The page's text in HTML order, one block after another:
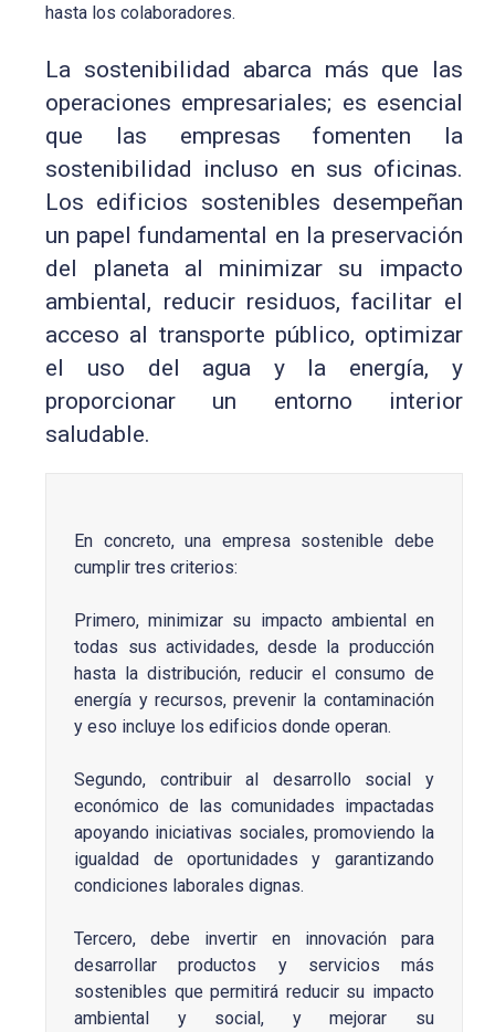
hasta los colaboradores.
La sostenibilidad abarca más que las
operaciones empresariales; es esencial
que las empresas fomenten la
sostenibilidad incluso en sus oficinas.
Los edificios sostenibles desempeñan
un papel fundamental en la preservación
del planeta al minimizar su impacto
ambiental, reducir residuos, facilitar el
acceso al transporte público, optimizar
el uso del agua y la energía, y
proporcionar un entorno interior
saludable.
En concreto, una empresa sostenible debe
cumplir tres criterios:
Primero, minimizar su impacto ambiental en
todas sus actividades, desde la producción
hasta la distribución, reducir el consumo de
energía y recursos, prevenir la contaminación
y eso incluye los edificios donde operan.
Segundo, contribuir al desarrollo social y
económico de las comunidades impactadas
apoyando iniciativas sociales, promoviendo la
igualdad de oportunidades y garantizando
condiciones laborales dignas.
Tercero, debe invertir en innovación para
desarrollar productos y servicios más
sostenibles que permitirá reducir su impacto
ambiental y social, y mejorar su